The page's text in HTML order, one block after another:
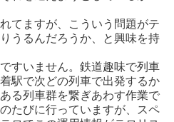
てますが、こういう問題がテ
うるんだろうか、と興味を持
すいません。鉄道趣味で列車
駅で次どの列車で出発するか
る列車群を繋ぎあわす作業で
たびに行っていますが、スペ